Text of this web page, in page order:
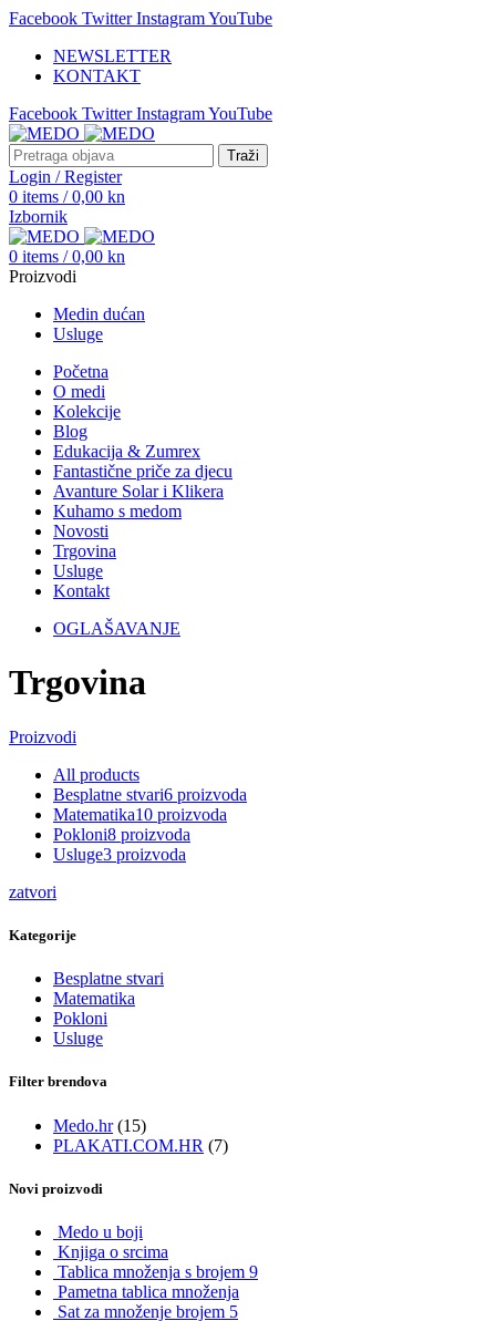
Facebook Twitter InstagramYouTube
NEWSLETTER
KONTAKT
Facebook Twitter InstagramYouTube
Traži
Login / Register
0 items / 0,00 kn
Izbornik
0 items / 0,00 kn
Proizvodi
Medin dućan
Usluge
Početna
O medi
Kolekcije
Blog
Edukacija & Zumrex
Fantastične priče za djecu
Avanture Solar i Klikera
Kuhamo s medom
Novosti
Trgovina
Usluge
Kontakt
OGLAŠAVANJE
Trgovina
Proizvodi
All products
Besplatne stvari6 proizvoda
Matematika10 proizvoda
Pokloni8 proizvoda
Usluge3 proizvoda
zatvori
Kategorije
Besplatne stvari
Matematika
Pokloni
Usluge
Filter brendova
Medo.hr (15)
PLAKATI.COM.HR (7)
Novi proizvodi
Medo u boji
Knjiga o srcima
Tablica množenja s brojem 9
Pametna tablica množenja
Sat za množenje brojem 5